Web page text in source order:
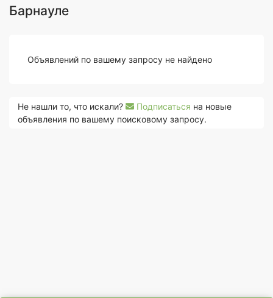
Барнауле
Объявлений по вашему запросу не найдено
Не нашли то, что искали? Подписаться на новые
объявления по вашему поисковому запросу.